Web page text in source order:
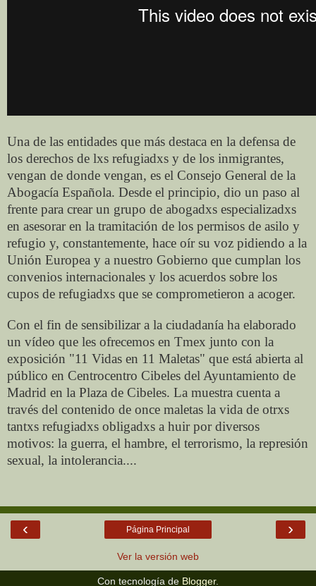
Una de las entidades que más destaca en la defensa de
los derechos de lxs refugiadxs y de los inmigrantes,
vengan de donde vengan, es el Consejo General de la
Abogacía Española. Desde el principio, dio un paso al
frente para crear un grupo de abogadxs especializadxs
en asesorar en la tramitación de los permisos de asilo y
refugio y, constantemente, hace oír su voz pidiendo a la
Unión Europea y a nuestro Gobierno que cumplan los
convenios internacionales y los acuerdos sobre los
cupos de refugiadxs que se comprometieron a acoger.
Con el fin de sensibilizar a la ciudadanía ha elaborado
un vídeo que les ofrecemos en Tmex junto con la
exposición "11 Vidas en 11 Maletas" que está abierta al
público en Centrocentro Cibeles del Ayuntamiento de
Madrid en la Plaza de Cibeles. La muestra cuenta a
través del contenido de once maletas la vida de otrxs
tantxs refugiadxs obligadxs a huir por diversos
motivos: la guerra, el hambre, el terrorismo, la represión
sexual, la intolerancia....
‹ ›
Página Principal
Ver la versión web
Con tecnología de Blogger.